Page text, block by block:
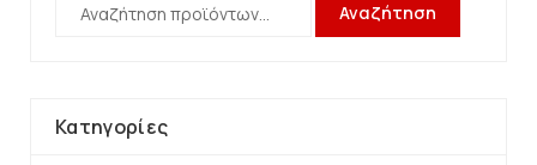
Αναζήτηση
Κατηγορίες